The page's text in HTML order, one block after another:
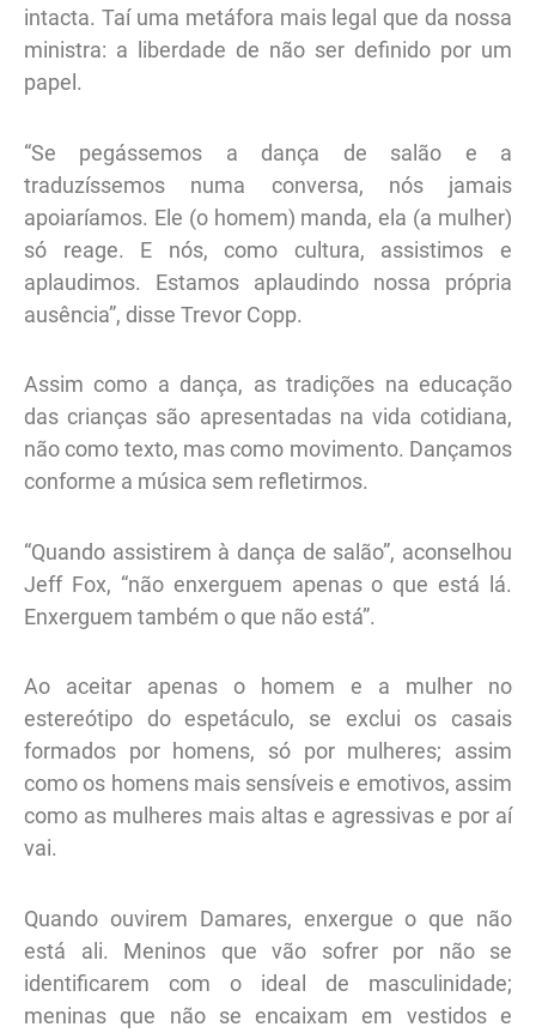
intacta. Taí uma metáfora mais legal que da nossa
ministra: a liberdade de não ser definido por um
papel.
“Se pegássemos a dança de salão e a
traduzíssemos numa conversa, nós jamais
apoiaríamos. Ele (o homem) manda, ela (a mulher)
só reage. E nós, como cultura, assistimos e
aplaudimos. Estamos aplaudindo nossa própria
ausência”, disse Trevor Copp.
Assim como a dança, as tradições na educação
das crianças são apresentadas na vida cotidiana,
não como texto, mas como movimento. Dançamos
conforme a música sem refletirmos.
“Quando assistirem à dança de salão”, aconselhou
Jeff Fox, “não enxerguem apenas o que está lá.
Enxerguem também o que não está”.
Ao aceitar apenas o homem e a mulher no
estereótipo do espetáculo, se exclui os casais
formados por homens, só por mulheres; assim
como os homens mais sensíveis e emotivos, assim
como as mulheres mais altas e agressivas e por aí
vai.
Quando ouvirem Damares, enxergue o que não
está ali. Meninos que vão sofrer por não se
identificarem com o ideal de masculinidade;
meninas que não se encaixam em vestidos e